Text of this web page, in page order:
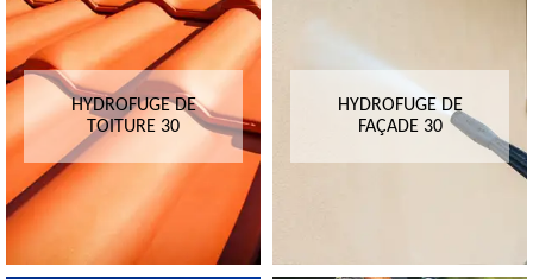
HYDROFUGE DE
TOITURE 30
HYDROFUGE DE
FAÇADE 30